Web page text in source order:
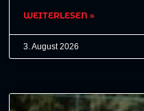
WEITERLESEN »
3. August 2026